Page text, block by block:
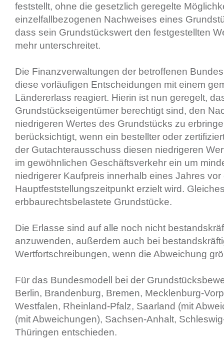
feststellt, ohne die gesetzlich geregelte
einzelfallbezogenen Nachweises eines
dass sein Grundstückswert den festgestellten
mehr unterschreitet.
Die Finanzverwaltungen der betroffenen
diese vorläufigen Entscheidungen mit einem
Ländererlass reagiert. Hierin ist nun geregelt,
Grundstückseigentümer berechtigt sind, den
niedrigeren Wertes des Grundstücks zu
berücksichtigt, wenn ein bestellter oder
der Gutachterausschuss diesen niedrigeren
im gewöhnlichen Geschäftsverkehr ein um
niedrigerer Kaufpreis innerhalb eines Jahres
Hauptfeststellungszeitpunkt erzielt wird.
erbbaurechtsbelastete Grundstücke.
Die Erlasse sind auf alle noch nicht
anzuwenden, außerdem auch bei
Wertfortschreibungen, wenn die Abweichung
Für das Bundesmodell bei der
Berlin, Brandenburg, Bremen, Mecklenburg-
Westfalen, Rheinland-Pfalz, Saarland (mit
(mit Abweichungen), Sachsen-Anhalt,
Thüringen entschieden.